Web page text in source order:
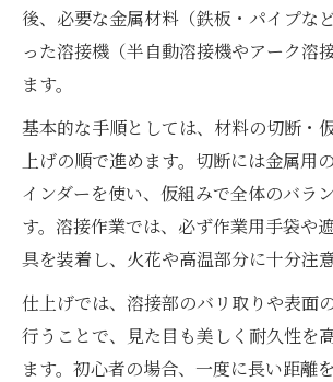
後、必要な金属材料（鉄板・パイプな
った溶接機（半自動溶接機やアーク溶
ます。
基本的な手順としては、材料の切断・
上げの順で進めます。切断には金属用
インダーを使い、仮組みで全体のバラ
す。溶接作業では、必ず作業用手袋や
具を装着し、火花や高温部分に十分注
仕上げでは、溶接部のバリ取りや表面
行うことで、見た目も美しく耐久性を
ます。初心者の場合、一度に長い距離